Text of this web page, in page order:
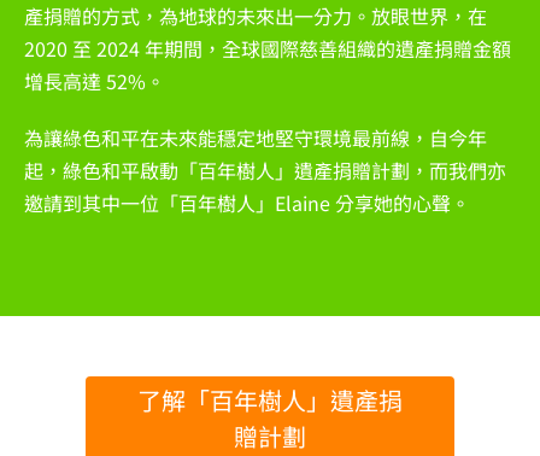
產捐贈的方式，為地球的未來出一分力。放眼世界，在
2020 至 2024 年期間，全球國際慈善組織的遺產捐贈金額
增長高達 52%。
為讓綠色和平在未來能穩定地堅守環境最前線，自今年
起，綠色和平啟動「百年樹人」遺產捐贈計劃，而我們亦
邀請到其中一位「百年樹人」Elaine 分享她的心聲。
了解「百年樹人」遺產捐
贈計劃